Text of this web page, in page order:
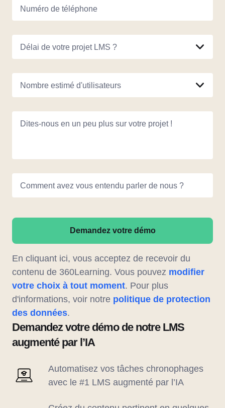
Demandez votre démo de notre LMS
augmenté par l’IA
Automatisez vos tâches chronophages
avec le #1 LMS augmenté par l’IA
Numéro de téléphone
Délai de votre projet LMS ?
Nombre estimé d'utilisateurs
Dites-nous en un peu plus sur votre projet !
Comment avez vous entendu parler de nous ?
Demandez votre démo
En cliquant ici, vous acceptez de recevoir du
contenu de 360Learning. Vous pouvez modifier
votre choix à tout moment. Pour plus
d'informations, voir notre politique de protection
des données.